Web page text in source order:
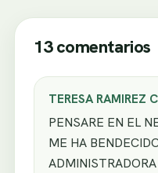
13 comentarios
TERESA RAMIREZ C
PENSARE EN EL
ME HA